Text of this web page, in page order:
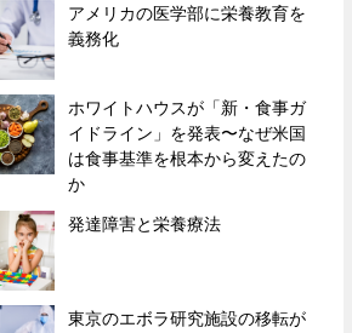
アメリカの医学部に栄養教育を
義務化
ホワイトハウスが「新・食事ガ
イドライン」を発表〜なぜ米国
は食事基準を根本から変えたの
か
発達障害と栄養療法
東京のエボラ研究施設の移転が